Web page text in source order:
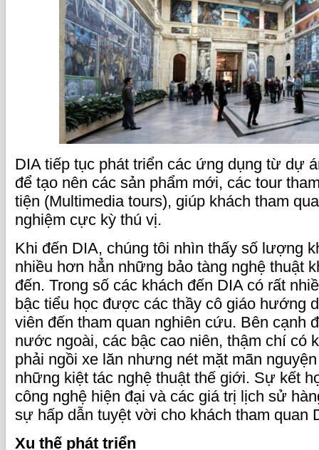
DIA tiếp tục phát triển các ứng dụng từ dự
để tạo nên các sản phẩm mới, các tour
tiện (Multimedia tours), giúp khách tham
nghiệm cực kỳ thú vị.
Khi đến DIA, chúng tôi nhìn thấy số lượng
nhiều hơn hẳn những bảo tàng nghệ thuật
đến. Trong số các khách đến DIA có rất
bậc tiểu học được các thầy cô giáo hướng
viên đến tham quan nghiên cứu. Bên cạnh
nước ngoài, các bậc cao niên, thậm chí có
phải ngồi xe lăn nhưng nét mặt mãn
những kiệt tác nghệ thuật thế giới. Sự kết
công nghệ hiện đại và các giá trị lịch sử
sự hấp dẫn tuyệt vời cho khách tham quan
Xu thế phát triển